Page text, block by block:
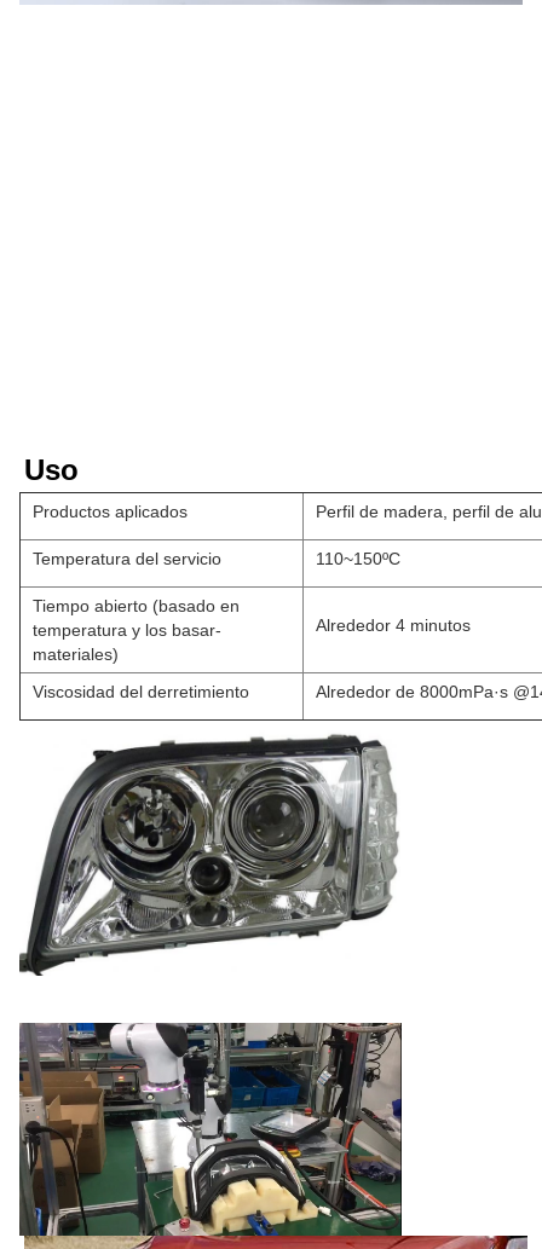
Uso
Productos aplicados Perfil de madera, perfil de
Temperatura del servicio 110~150ºC
Tiempo abierto (basado en
temperatura y los basar-
materiales)
Alrededor 4 minutos
Viscosidad del derretimiento Alrededor de 8000mPa·s